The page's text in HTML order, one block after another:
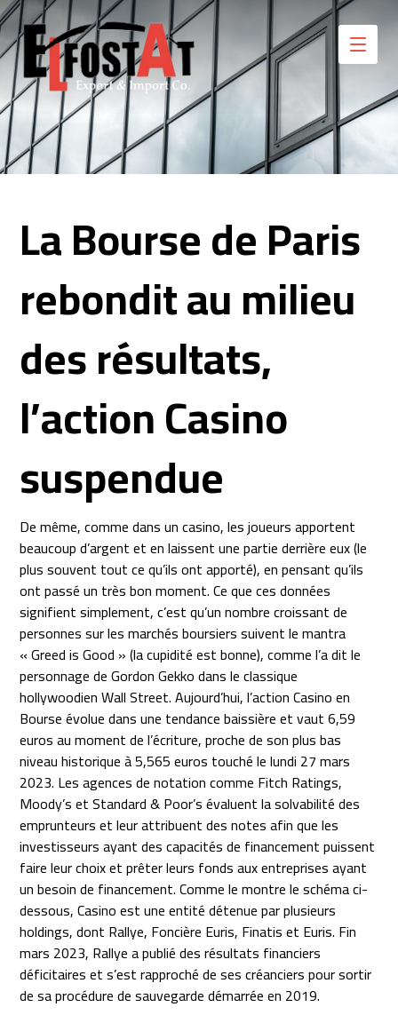
La Bourse de Paris
rebondit au milieu
des résultats,
l’action Casino
suspendue
De même, comme dans un casino, les joueurs apportent
beaucoup d’argent et en laissent une partie derrière eux (le
plus souvent tout ce qu’ils ont apporté), en pensant qu’ils
ont passé un très bon moment. Ce que ces données
signifient simplement, c’est qu’un nombre croissant de
personnes sur les marchés boursiers suivent le mantra
« Greed is Good » (la cupidité est bonne), comme l’a dit le
personnage de Gordon Gekko dans le classique
hollywoodien Wall Street. Aujourd’hui, l’action Casino en
Bourse évolue dans une tendance baissière et vaut 6,59
euros au moment de l’écriture, proche de son plus bas
niveau historique à 5,565 euros touché le lundi 27 mars
2023. Les agences de notation comme Fitch Ratings,
Moody’s et Standard & Poor’s évaluent la solvabilité des
emprunteurs et leur attribuent des notes afin que les
investisseurs ayant des capacités de financement puissent
faire leur choix et prêter leurs fonds aux entreprises ayant
un besoin de financement. Comme le montre le schéma ci-
dessous, Casino est une entité détenue par plusieurs
holdings, dont Rallye, Foncière Euris, Finatis et Euris. Fin
mars 2023, Rallye a publié des résultats financiers
déficitaires et s’est rapproché de ses créanciers pour sortir
de sa procédure de sauvegarde démarrée en 2019.